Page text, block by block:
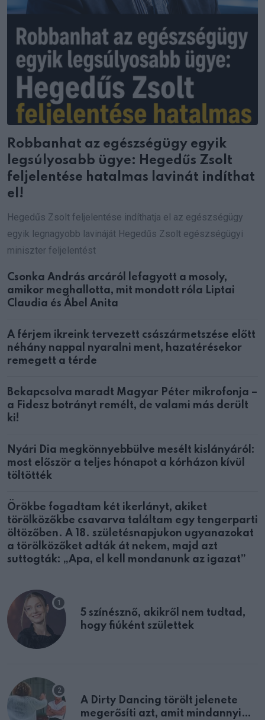
Robbanhat az egészségügy egyik
legsúlyosabb ügye: Hegedűs Zsolt
feljelentése hatalmas lavinát indíthat
el!
Hegedűs Zsolt feljelentése indíthatja el az egészségügy
egyik legnagyobb lavináját Hegedűs Zsolt egészségügyi
miniszter feljelentést
Csonka András arcáról lefagyott a mosoly,
amikor meghallotta, mit mondott róla Liptai
Claudia és Ábel Anita
A férjem ikreink tervezett császármetszése előtt
néhány nappal nyaralni ment, hazatérésekor
remegett a térde
Bekapcsolva maradt Magyar Péter mikrofonja –
a Fidesz botrányt remélt, de valami más derült
ki!
Nyári Dia megkönnyebbülve mesélt kislányáról:
most először a teljes hónapot a kórházon kívül
töltötték
Örökbe fogadtam két ikerlányt, akiket
törölközőkbe csavarva találtam egy tengerparti
öltözőben. A 18. születésnapjukon ugyanazokat
a törölközőket adták át nekem, majd azt
suttogták: „Apa, el kell mondanunk az igazat”
5 színésznő, akikről nem tudtad,
hogy fiúként születtek
A Dirty Dancing törölt jelenete
megerősíti azt, amit mindannyian